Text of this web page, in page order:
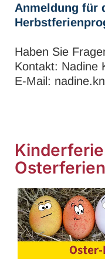
Anmeldung für
Haben Sie
Kontakt: Nadine
E-Mail: